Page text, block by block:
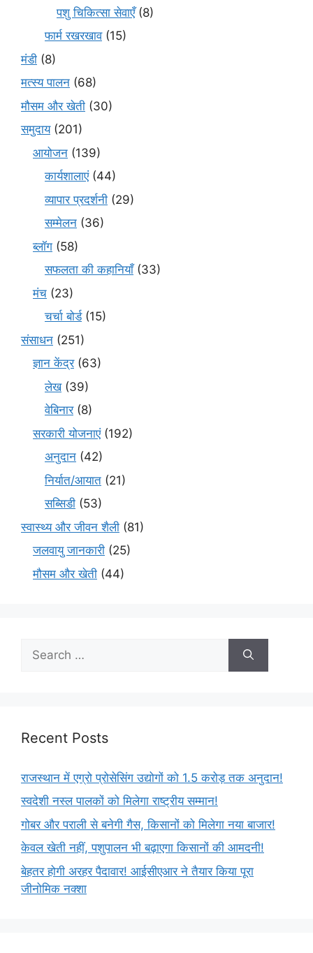
पशु चिकित्सा सेवाएँ(8)
फार्म रखरखाव(15)
मंडी (8)
मत्स्य पालन (68)
मौसम और खेती (30)
समुदाय(201)
आयोजन (139)
कार्यशालाएं(44)
व्यापार प्रदर्शनी (29)
सम्मेलन (36)
ब्लॉग (58)
सफलता की कहानियाँ(33)
मंच (23)
चर्चा बोर्ड(15)
संसाधन (251)
ज्ञान केंद्र(63)
लेख(39)
वेबिनार(8)
सरकारी योजनाएं(192)
अनुदान (42)
निर्यात/आयात (21)
सब्सिडी (53)
स्वास्थ्य और जीवन शैली (81)
जलवायु जानकारी (25)
मौसम और खेती (44)
Recent Posts
राजस्थान में एग्रो प्रोसेसिंग उद्योगों को 1.5 करोड़ तक अनुदान!
स्वदेशी नस्ल पालकों को मिलेगा राष्ट्रीय सम्मान!
गोबर और पराली से बनेगी गैस, किसानों को मिलेगा नया बाजार!
केवल खेती नहीं, पशुपालन भी बढ़ाएगा किसानों की आमदनी!
बेहतर होगी अरहर पैदावार! आईसीएआर ने तैयार किया पूरा
जीनोमिक नक्शा